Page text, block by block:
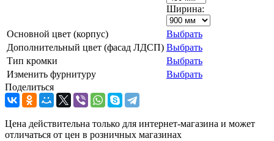
Ширина:
Основной цвет (корпус)
Выбрать
Дополнительный цвет (фасад ЛДСП) Выбрать
Тип кромки
Выбрать
Изменить фурнитуру
Выбрать
Поделиться
Цена действительна только для интернет-магазина и может
отличаться от цен в розничных магазинах